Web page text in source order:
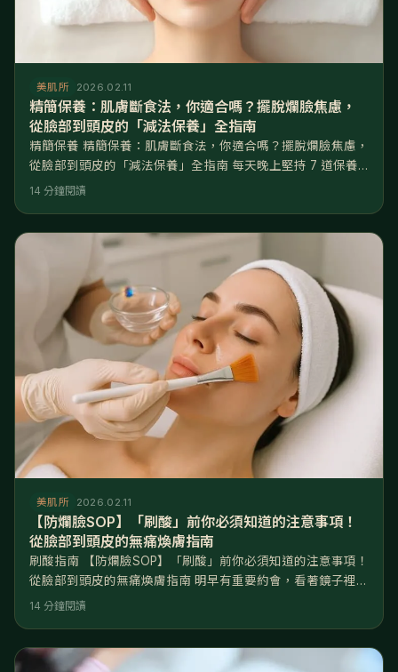
美肌所 2026.02.11
精簡保養：肌膚斷食法，你適合嗎？擺脫爛臉焦慮，
從臉部到頭皮的「減法保養」全指南
精簡保養 精簡保養：肌膚斷食法，你適合嗎？擺脫爛臉焦慮，
從臉部到頭皮的「減法保養」全指南 每天晚上堅持 7 道保養
程序，化妝台上擺滿了網紅推薦的精華與安瓶，但妳是否發現
刺。妳驚恐地發現自己的皮膚變成了又油又乾的「外油內乾」
災難狀態。這不是保養品沒效，而是妳的皮膚「吃太飽，消化
不良」了。 核心
14 分鐘閱讀
美肌所 2026.02.11
【防爛臉SOP】「刷酸」前你必須知道的注意事項！
從臉部到頭皮的無痛煥膚指南
刷酸指南 【防爛臉SOP】「刷酸」前你必須知道的注意事項！
從臉部到頭皮的無痛煥膚指南 明早有重要約會，看著鏡子裡下
巴的閉鎖性粉刺與粗大毛孔，妳忍不住拿起剛買的高濃度精華
刺痛感。這不是煥膚，這是毀容。 核心解答： 刷酸的本質是
14 分鐘閱讀